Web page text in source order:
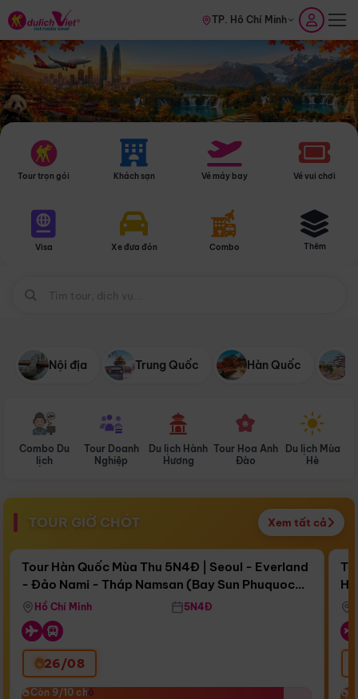
TP. Hồ Chí Minh
Tour trọn gói Khách sạn Vé máy bay Vé vui chơi
Visa Xe đưa đón Combo Thêm
Nội địa Trung Quốc Hàn Quốc
Combo Du
lịch
Tour Doanh
Nghiệp
Du lịch Hành
Hương
Tour Hoa Anh
Đào
Du lịch Mùa
Hè
TOUR GIỜ CHÓT Xem tất cả
Còn16 ngày 15:59:43
Bay Sun Phuquoc Airways
Điểm nổi bật
Tour Hàn Quốc Mùa Thu 5N4Đ | Seoul - Everland
- Đảo Nami - Tháp Namsan (Bay Sun Phuquoc
Airways)
Hồ Chí Minh 5N4Đ
26/08
Còn 9/10 chỗ
Còn 9/10 chỗ